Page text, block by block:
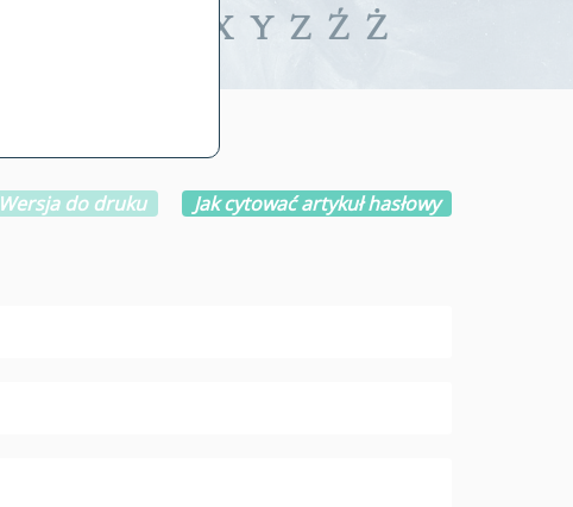
X Y Z Ź Ż
Wersja do druku Jak cytować artykuł hasłowy